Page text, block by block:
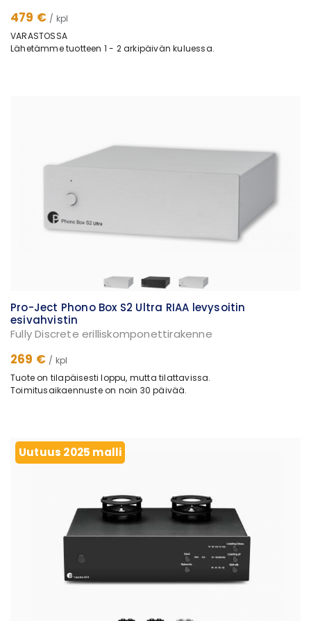
479 € / kpl
VARASTOSSA
Lähetämme tuotteen 1 - 2 arkipäivän kuluessa.
Pro-Ject Phono Box S2 Ultra RIAA levysoitin
esivahvistin
Fully Discrete erilliskomponettirakenne
269 € / kpl
Tuote on tilapäisesti loppu, mutta tilattavissa.
Toimitusaikaennuste on noin 30 päivää.
Uutuus 2025 malli